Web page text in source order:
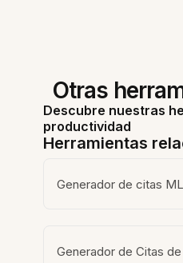
Otras
Descubre nuestras
productividad
Herramientas
Generador de citas
Generador de Citas